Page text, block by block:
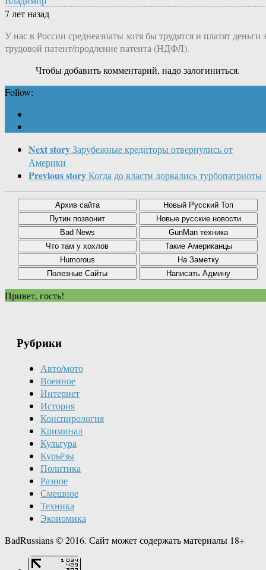
7 лет назад
У нас в России среднеазиаты хотя бы трудятся и платят деньги
трудовой патент/продление патента (НДФЛ).
Чтобы добавить комментарий, надо залогиниться.
Follow:
Next storyЗарубежные кредиторы отвернулись от
Америки
Previous storyКогда до власти дорвались турбопатриоты
Привет, гость!
Рубрики
Авто/мото
Военное
Интернет
История
Конспирология
Криминал
Культура
Курьёзы
Политика
Разное
Смешное
Техника
Экономика
BadRussians © 2016. Сайт может содержать материалы 18+